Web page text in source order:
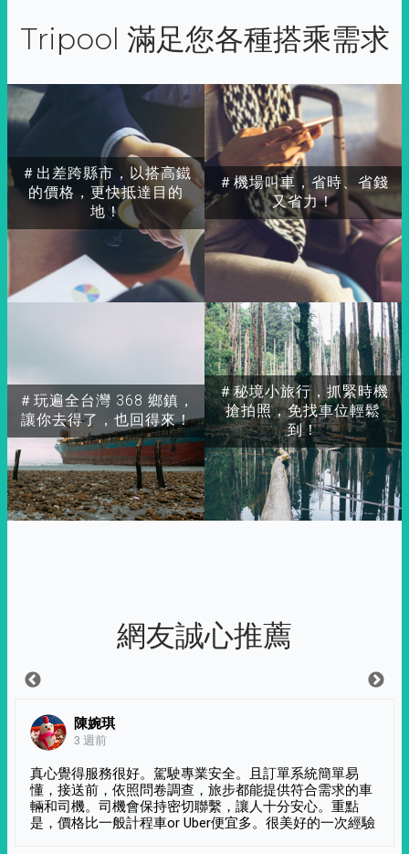
Tripool 滿足您各種搭乘需求
＃出差跨縣市，以搭高鐵
的價格，更快抵達目的
地！
＃玩遍全台灣 368 鄉鎮，
讓你去得了，也回得來！
＃秘境小旅行，抓緊時機
搶拍照，免找車位輕鬆
到！
＃機場叫車，省時、省錢
又省力！
網友誠心推薦
陳婉琪
3 週前
真心覺得服務很好。駕駛專業安全。且訂單系統簡單易
懂，接送前，依照問卷調查，旅步都能提供符合需求的車
輛和司機。司機會保持密切聯繫，讓人十分安心。重點
是，價格比一般計程車or Uber便宜多。很美好的一次經驗